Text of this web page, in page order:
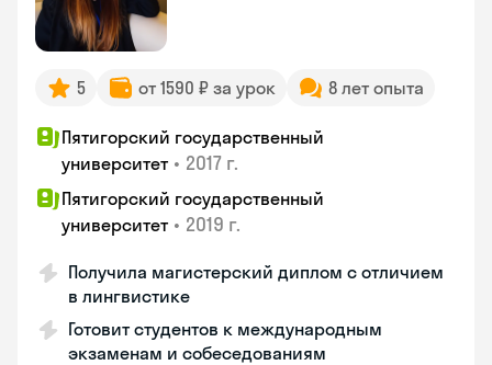
5 от 1590 ₽ за урок 8 лет опыта
Пятигорский государственный
университет • 2017 г.
Пятигорский государственный
университет • 2019 г.
Получила магистерский диплом с отличием
в лингвистике
Готовит студентов к международным
экзаменам и собеседованиям